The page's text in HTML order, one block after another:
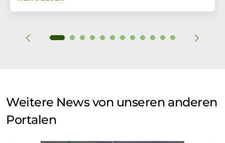
Weitere News von unseren anderen
Portalen